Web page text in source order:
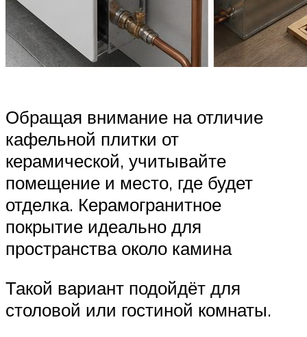
Обращая внимание на отличие
кафельной плитки от
керамической, учитывайте
помещение и место, где будет
отделка. Керамогранитное
покрытие идеально для
пространства около камина
Такой вариант подойдёт для
столовой или гостиной комнаты.